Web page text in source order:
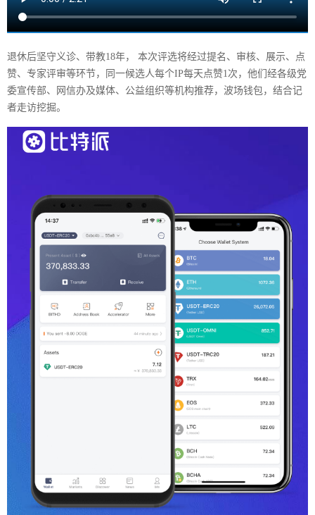
退休后坚守义诊、带教18年， 本次评选将经过提名、审核、展示、点
赞、专家评审等环节，同一候选人每个IP每天点赞1次，他们经各级党
委宣传部、网信办及媒体、公益组织等机构推荐，波场钱包，结合记
者走访挖掘。